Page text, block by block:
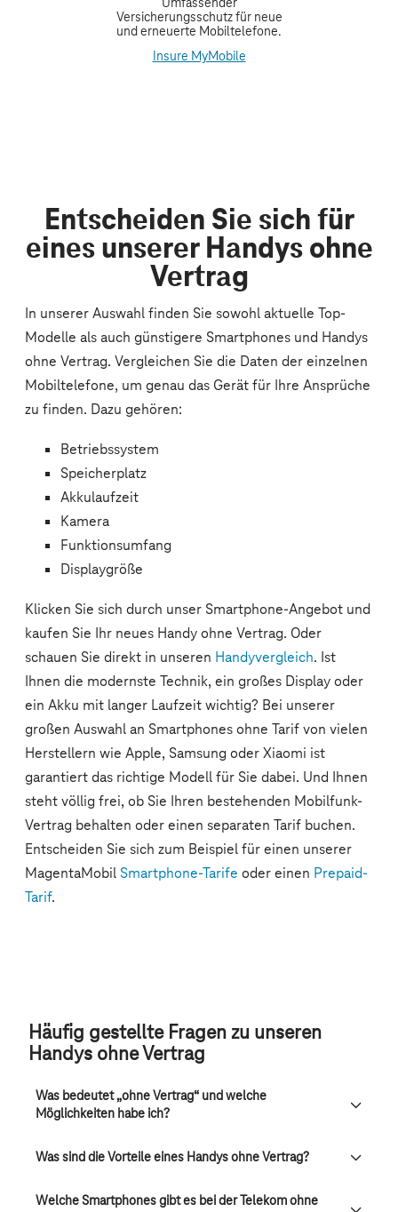
Häufig gestellte Fragen zu unseren
Handys ohne Vertrag
Was bedeutet „ohne Vertrag“ und welche
Möglichkeiten habe ich?
Was sind die Vorteile eines Handys ohne Vertrag?
Welche Smartphones gibt es bei der Telekom ohne